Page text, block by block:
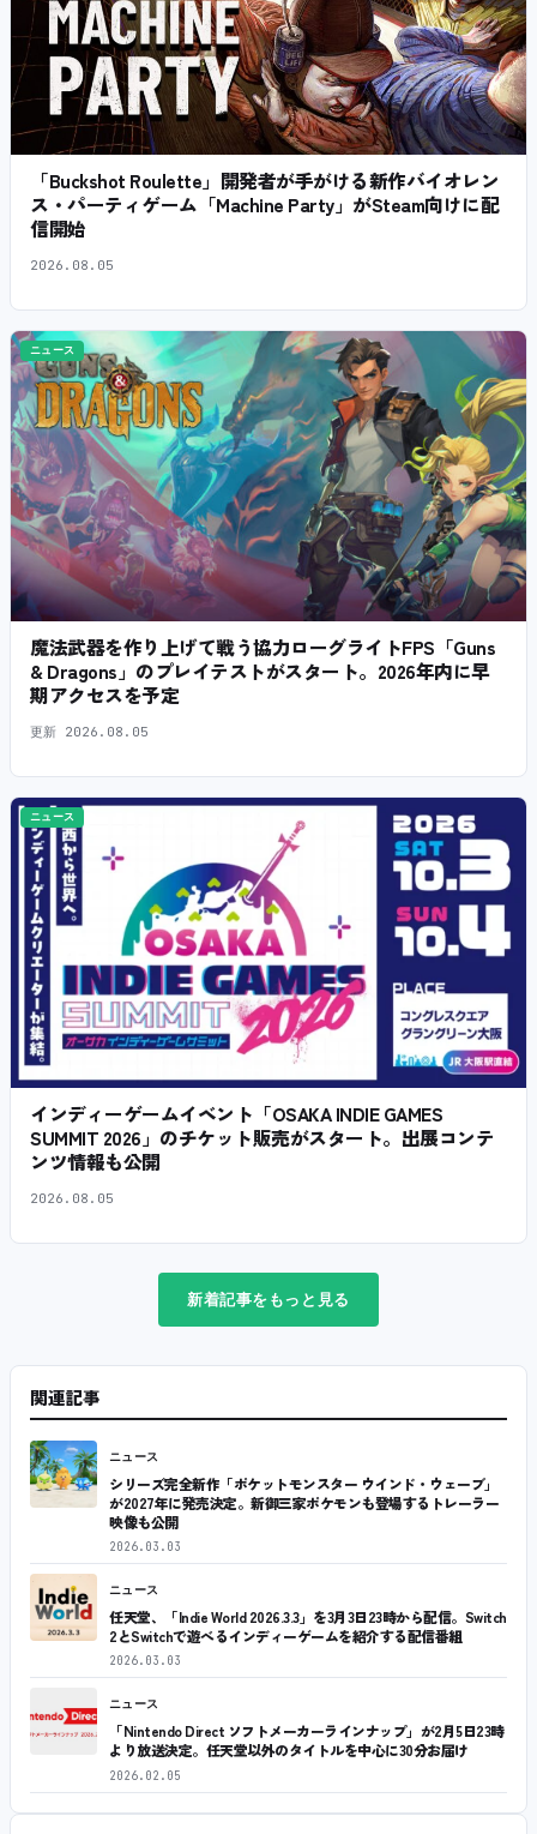
「Buckshot Roulette」開発者が手がける新作バイオレン
ス・パーティゲーム「Machine Party」がSteam向けに配
信開始
2026.08.05
ニュース
魔法武器を作り上げて戦う協力ローグライトFPS「Guns
& Dragons」のプレイテストがスタート。2026年内に早
期アクセスを予定
更新 2026.08.05
ニュース
インディーゲームイベント「OSAKA INDIE GAMES
SUMMIT 2026」のチケット販売がスタート。出展コンテ
ンツ情報も公開
2026.08.05
新着記事をもっと見る
関連記事
ニュース
シリーズ完全新作「ポケットモンスター ウインド・ウェーブ」
が2027年に発売決定。新御三家ポケモンも登場するトレーラー
映像も公開
2026.03.03
ニュース
任天堂、「Indie World 2026.3.3」を3月3日23時から配信。Switch
2とSwitchで遊べるインディーゲームを紹介する配信番組
2026.03.03
ニュース
「Nintendo Direct ソフトメーカーラインナップ」が2月5日23時
より放送決定。任天堂以外のタイトルを中心に30分お届け
2026.02.05